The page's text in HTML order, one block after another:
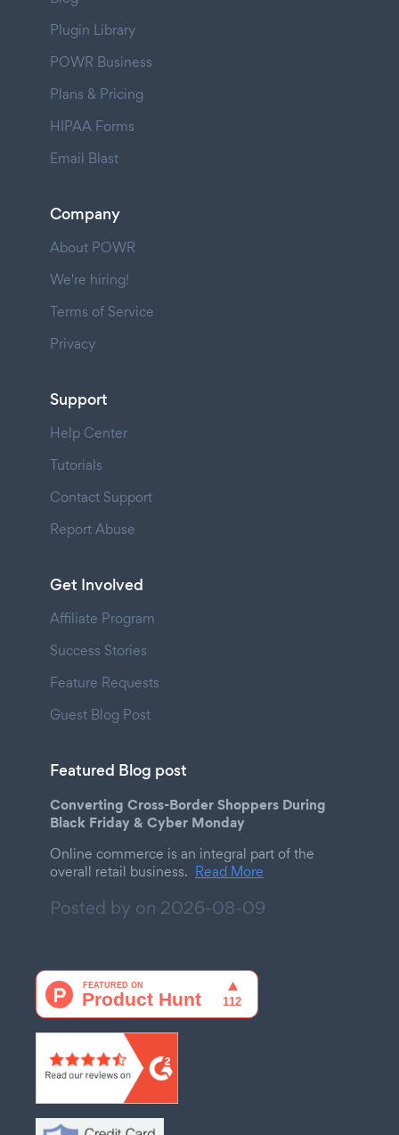
Plugin Library
POWR Business
Plans & Pricing
HIPAA Forms
Email Blast
Company
About POWR
We're hiring!
Terms of Service
Privacy
Support
Help Center
Tutorials
Contact Support
Report Abuse
Get Involved
Affiliate Program
Success Stories
Feature Requests
Guest Blog Post
Featured Blog post
Converting Cross-Border Shoppers During
Black Friday & Cyber Monday
Online commerce is an integral part of the
overall retail business. Read More
Posted by on 2026-08-09